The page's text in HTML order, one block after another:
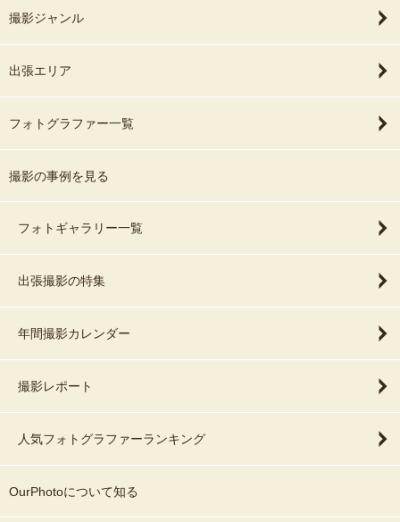
撮影ジャンル
出張エリア
フォトグラファー一覧
撮影の事例を見る
フォトギャラリー一覧
出張撮影の特集
年間撮影カレンダー
撮影レポート
人気フォトグラファーランキング
OurPhotoについて知る